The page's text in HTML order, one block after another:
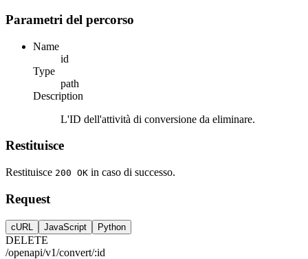
Parametri del percorso
Name
id
Type
path
Description
L'ID dell'attività di conversione da eliminare.
Restituisce
Restituisce 200 OK in caso di successo.
Request
cURL JavaScript Python
DELETE
/openapi/v1/convert/:id